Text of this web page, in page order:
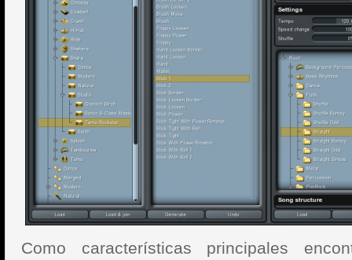
Como características principales